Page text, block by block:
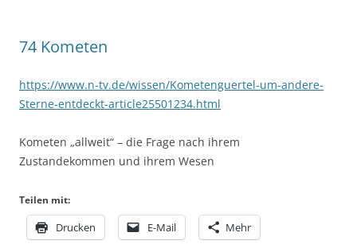
74 Kometen
https://www.n-tv.de/wissen/Kometenguertel-um-andere-
Sterne-entdeckt-article25501234.html
Kometen „allweit“ – die Frage nach ihrem
Zustandekommen und ihrem Wesen
Teilen mit:
Drucken E-Mail Mehr